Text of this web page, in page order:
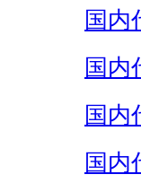
国内
国内
国内
国内